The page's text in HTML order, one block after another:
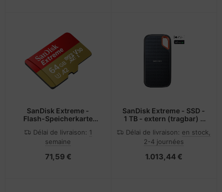
SanDisk Extreme -
Flash-Speicherkarte
Adapter inbegriffen)
Délai de livraison: 1
semaine
71,59 €
SanDisk Extreme - SSD -
1 TB - extern (tragbar) -
Steckverbinder)
Délai de livraison: en stock,
2-4 journées
1.013,44 €